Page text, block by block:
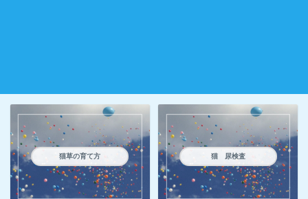
猫草の育て方 猫 尿検査